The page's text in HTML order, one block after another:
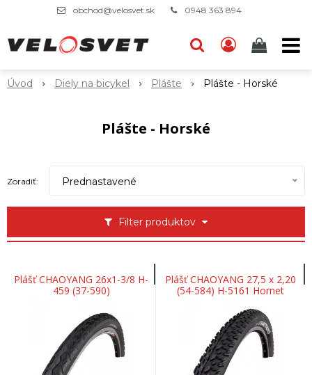
obchod@velosvet.sk 0948 363 894
Úvod Diely na bicykel Plášte Plášte - Horské
Plášte - Horské
Filter produktov
Zoradiť: Prednastavené
Plášť CHAOYANG 26x1-3/8 H-
459 (37-590)
Plášť CHAOYANG 27,5 x 2,20
(54-584) H-5161 Hornet